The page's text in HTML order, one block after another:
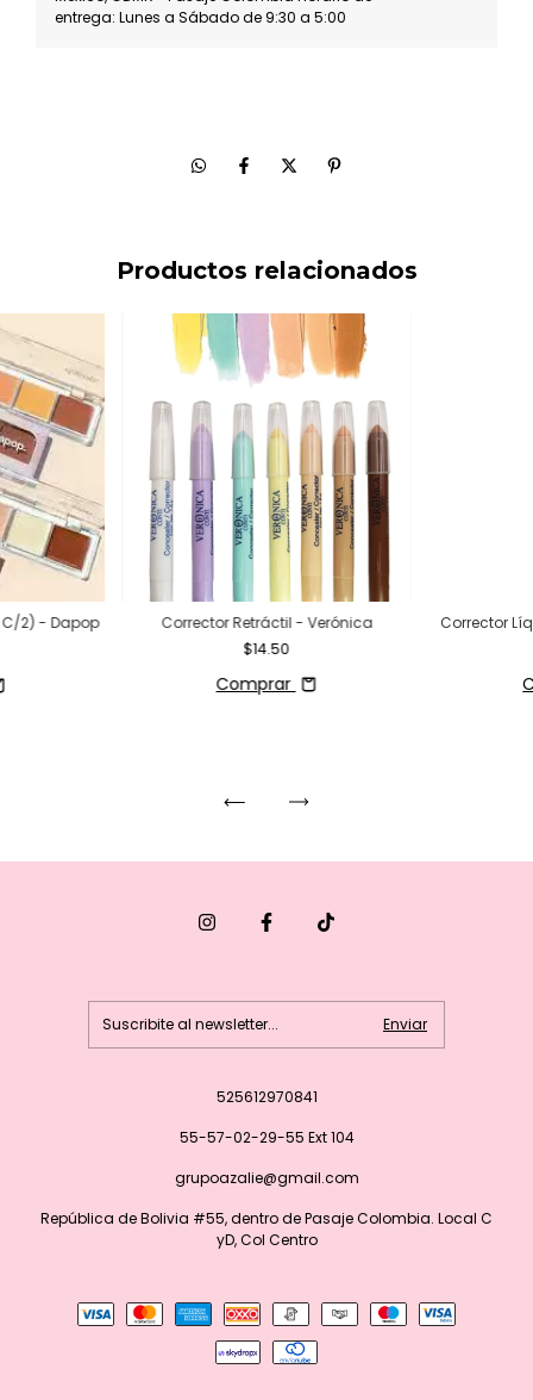
entrega: Lunes a Sábado de 9:30 a 5:00
Productos relacionados
C/2) - Dapop
Corrector Retráctil - Verónica
$14.50
Comprar
Corrector
525612970841
55-57-02-29-55 Ext 104
grupoazalie@gmail.com
República de Bolivia #55, dentro de Pasaje Colombia. Local C
yD, Col Centro